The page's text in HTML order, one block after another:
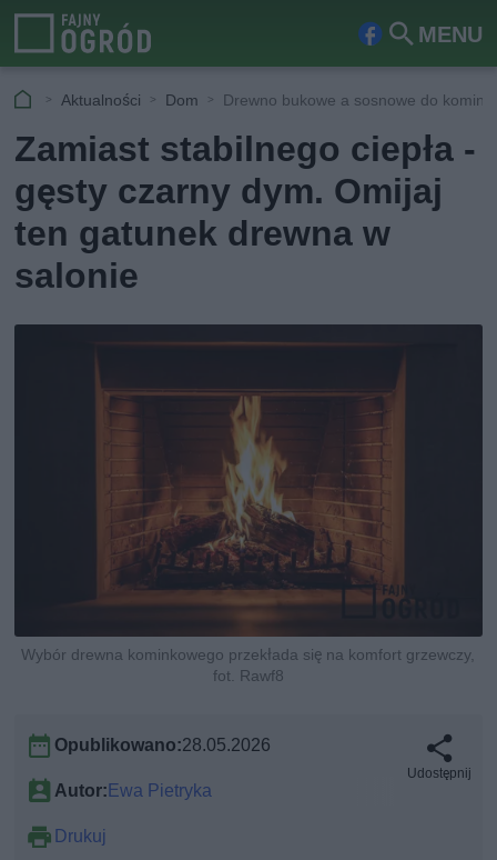
MENU
Fa
ook
Szu
Aktualności Dom Drewno bukowe a sosnowe do
Zamiast stabilnego ciepła -
gęsty czarny dym. Omijaj
ten gatunek drewna w
salonie
Wybór drewna kominkowego przekłada się na komfort grzewczy,
fot. Rawf8
Opublikowano:28.05.2026
Autor:Ewa Pietryka
Drukuj
Udostępnij